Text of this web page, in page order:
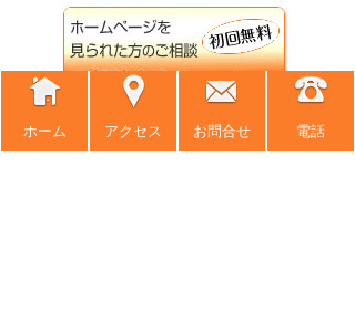
ホーム アクセス お問合せ 電話